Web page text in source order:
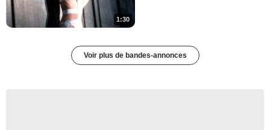
1:30
Voir plus de bandes-annonces